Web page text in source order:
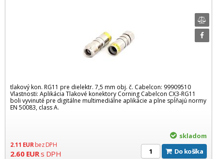
tlakový kon. RG11 pre dielektr. 7,5 mm obj. č. Cabelcon: 99909510
Vlastnosti: Aplikácia Tlakové konektory Corning Cabelcon CX3-RG11
boli vyvinuté pre digitálne multimediálne aplikácie a plne spĺňajú normy
EN 50083, class A.
skladom
Do košíka
2.11 EUR bez DPH
2.60EURs DPH